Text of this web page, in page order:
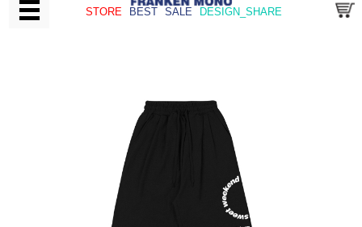
STORE BEST SALE DESIGN_SHARE